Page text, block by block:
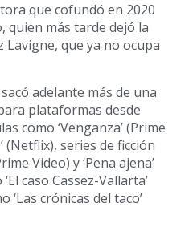
que cofundó en 2020
quien más tarde dejó la
Lavigne, que ya no ocupa
adelante más de una
plataformas desde
como ‘Venganza’ (Prime
(Netflix), series de ficción
Video) y ‘Pena ajena’
caso Cassez-Vallarta’
‘Las crónicas del taco’